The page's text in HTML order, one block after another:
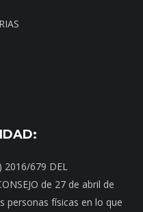
2016/679 DEL
de 27 de abril de
personas físicas en lo que